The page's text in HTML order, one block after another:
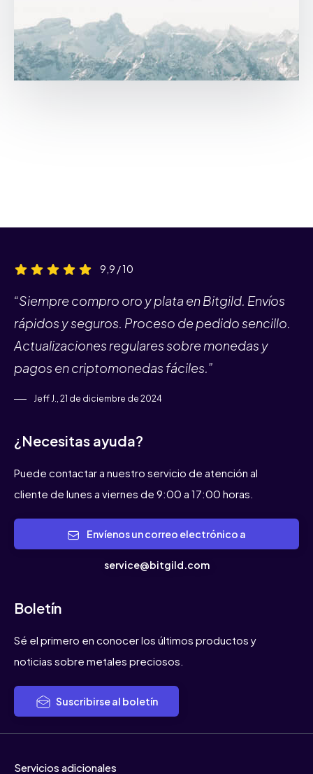
9,9 / 10
“Siempre compro oro y plata en Bitgild. Envíos
rápidos y seguros. Proceso de pedido sencillo.
Actualizaciones regulares sobre monedas y
pagos en criptomonedas fáciles.”
Jeff J., 21 de diciembre de 2024
¿Necesitas ayuda?
Puede contactar a nuestro servicio de atención al
cliente de lunes a viernes de 9:00 a 17:00 horas.
service@bitgild.com
Boletín
Sé el primero en conocer los últimos productos y
noticias sobre metales preciosos.
Suscribirse al boletín
Servicios adicionales